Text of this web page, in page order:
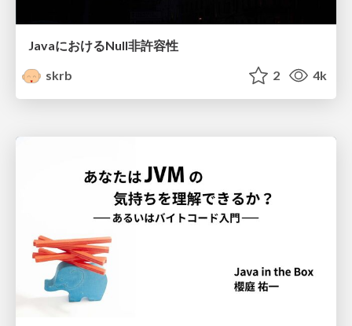
JavaにおけるNull非許容性
skrb
2 4k